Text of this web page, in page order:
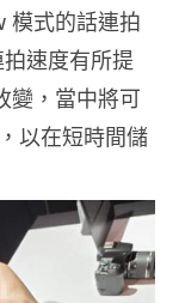
模式的話連拍
速度有所提
變，當中將可
以在短時間儲